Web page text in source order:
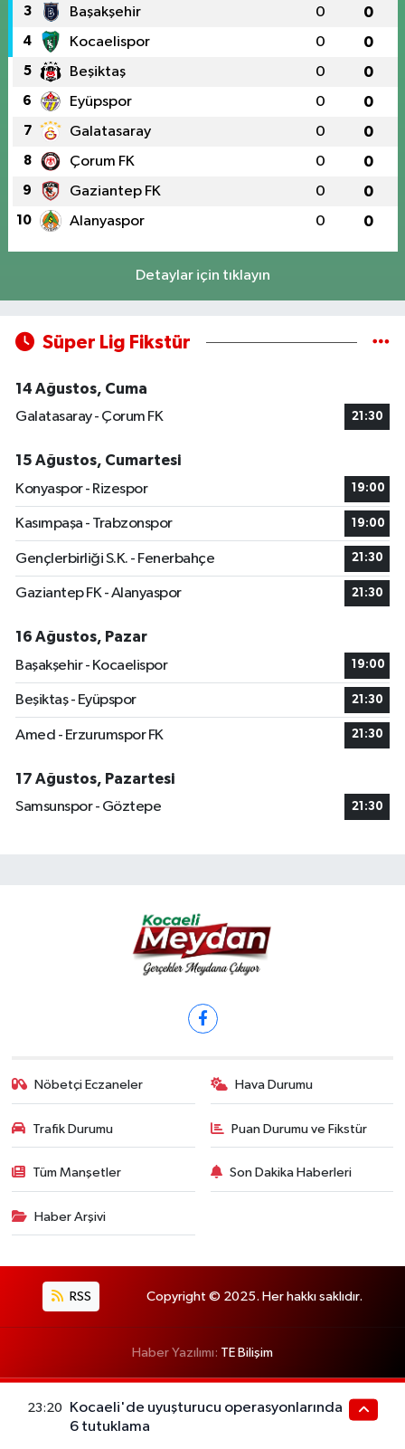
3 Başakşehir 0 0
4 Kocaelispor 0 0
5 Beşiktaş 0 0
6 Eyüpspor 0 0
7 Galatasaray 0 0
8 Çorum FK 0 0
9 Gaziantep FK 0 0
10 Alanyaspor 0 0
Detaylar için tıklayın
Süper Lig Fikstür
14 Ağustos, Cuma
Galatasaray - Çorum FK
21:30
15 Ağustos, Cumartesi
Konyaspor - Rizespor
19:00
Kasımpaşa - Trabzonspor 19:00
Gençlerbirliği S.K. - Fenerbahçe 21:30
Gaziantep FK - Alanyaspor 21:30
16 Ağustos, Pazar
Başakşehir - Kocaelispor
19:00
Beşiktaş - Eyüpspor 21:30
Amed - Erzurumspor FK 21:30
17 Ağustos, Pazartesi
Samsunspor - Göztepe
21:30
Nöbetçi Eczaneler Hava Durumu
Trafik Durumu Puan Durumu ve Fikstür
Tüm Manşetler Son Dakika Haberleri
Haber Arşivi
RSS Copyright © 2025. Her hakkı saklıdır.
Haber Yazılımı: TE Bilişim
23:20
Kocaeli'de uyuşturucu operasyonlarında
6 tutuklama